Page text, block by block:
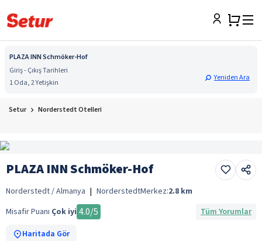
PLAZA INN Schmöker-Hof
Giriş - Çıkış Tarihleri
1 Oda, 2 Yetişkin
Yeniden Ara
Setur Norderstedt Otelleri
PLAZA INN Schmöker-Hof
Norderstedt / Almanya | NorderstedtMerkez:2.8 km
Misafir Puanı Çok iyi 4.0/5
Tüm Yorumlar
Haritada Gör